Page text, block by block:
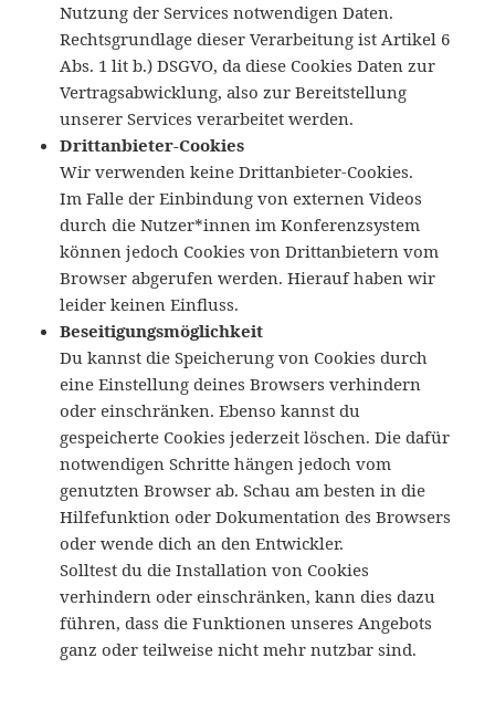
Nutzung der Services notwendigen Daten.
Rechtsgrundlage dieser Verarbeitung ist Artikel 6
Abs. 1 lit b.) DSGVO, da diese Cookies Daten zur
Vertragsabwicklung, also zur Bereitstellung
unserer Services verarbeitet werden.
Drittanbieter-Cookies
Wir verwenden keine Drittanbieter-Cookies.
Im Falle der Einbindung von externen Videos
durch die Nutzer*innen im Konferenzsystem
können jedoch Cookies von Drittanbietern vom
Browser abgerufen werden. Hierauf haben wir
leider keinen Einfluss.
Beseitigungsmöglichkeit
Du kannst die Speicherung von Cookies durch
eine Einstellung deines Browsers verhindern
oder einschränken. Ebenso kannst du
gespeicherte Cookies jederzeit löschen. Die dafür
notwendigen Schritte hängen jedoch vom
genutzten Browser ab. Schau am besten in die
Hilfefunktion oder Dokumentation des Browsers
oder wende dich an den Entwickler.
Solltest du die Installation von Cookies
verhindern oder einschränken, kann dies dazu
führen, dass die Funktionen unseres Angebots
ganz oder teilweise nicht mehr nutzbar sind.